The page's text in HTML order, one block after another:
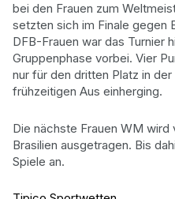
bei den Frauen zum
setzten sich im Finale gegen
DFB-Frauen war das Turnier
Gruppenphase vorbei. Vier
nur für den dritten Platz in
frühzeitigen Aus einherging.
Die nächste Frauen WM wird
Brasilien ausgetragen. Bis
Spiele an.